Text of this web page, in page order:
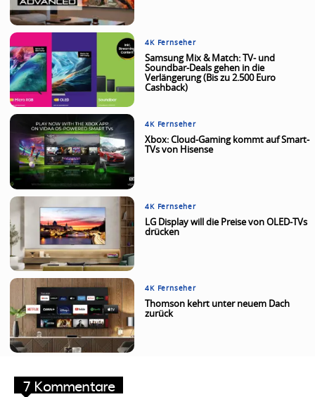
4K Fernseher
Samsung Mix & Match: TV- und
Soundbar-Deals gehen in die
Verlängerung (Bis zu 2.500 Euro
Cashback)
4K Fernseher
Xbox: Cloud-Gaming kommt auf Smart-
TVs von Hisense
4K Fernseher
LG Display will die Preise von OLED-TVs
drücken
4K Fernseher
Thomson kehrt unter neuem Dach
zurück
7 Kommentare